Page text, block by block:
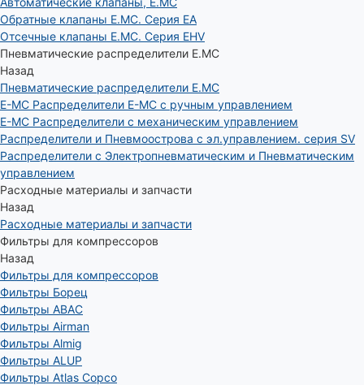
Обратные клапаны E.MC. Серия EA
Отсечные клапаны E.MC. Серия EHV
Пневматические распределители E.MC
Назад
Пневматические распределители E.MC
E-MC Распределители E-MC с ручным управлением
E-MC Распределители с механическим управлением
Распределители и Пневмоострова с эл.управлением. серия SV
Распределители с Электропневматическим и Пневматическим
управлением
Расходные материалы и запчасти
Назад
Расходные материалы и запчасти
Фильтры для компрессоров
Назад
Фильтры для компрессоров
Фильтры Борец
Фильтры ABAC
Фильтры Airman
Фильтры Almig
Фильтры ALUP
Фильтры Atlas Copco